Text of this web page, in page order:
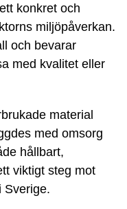
konkret och
miljöpåverkan.
och bevarar
med kvalitet eller
material
med omsorg
hållbart,
viktigt steg mot
Sverige.